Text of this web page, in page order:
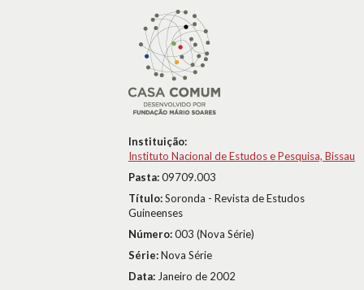
Instituição:
Instituto Nacional de Estudos e Pesquisa, Bissau
Pasta:09709.003
Título:Soronda - Revista de Estudos
Guineenses
Número:003 (Nova Série)
Série:Nova Série
Data: Janeiro de 2002